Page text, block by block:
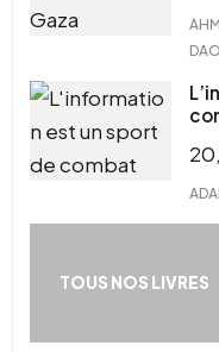
TOUS NOS LIVRES